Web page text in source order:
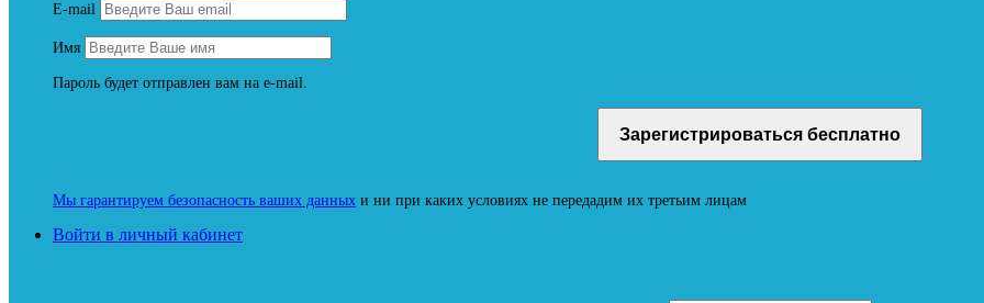
E-mail
Имя
Пароль будет отправлен вам на e-mail.
Мы гарантируем безопасность ваших данных и ни при каких условиях не передадим их третьим лицам
Войти в личный кабинет